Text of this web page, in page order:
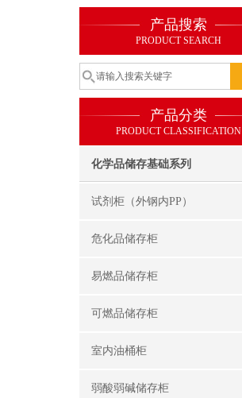
产品搜索
PRODUCT SEARCH
产品分类
PRODUCT CLASSIFICATION
化学品储存基础系列
试剂柜（外钢内PP）
危化品储存柜
易燃品储存柜
可燃品储存柜
室内油桶柜
弱酸弱碱储存柜